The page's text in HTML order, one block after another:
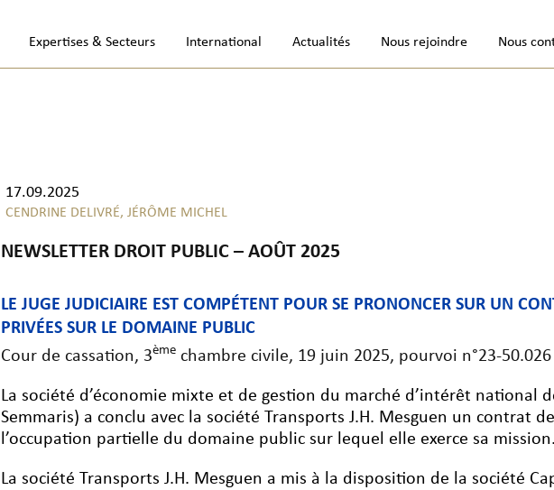
Expertises & Secteurs International Actualités Nous rejoindre Nous
17.09.2025
CENDRINE DELIVRÉ,JÉRÔME MICHEL
NEWSLETTER DROIT PUBLIC – AOÛT 2025
LE JUGE JUDICIAIRE EST COMPÉTENT POUR SE PRONONCER SUR UN
PRIVÉES SUR LE DOMAINE PUBLIC
Cour de cassation, 3ème chambre civile, 19 juin 2025, pourvoi n°23-50.026
La société d’économie mixte et de gestion du marché d’intérêt national
Semmaris) a conclu avec la société Transports J.H. Mesguen un contrat
l’occupation partielle du domaine public sur lequel elle exerce sa mission.
La société Transports J.H. Mesguen a mis à la disposition de la société